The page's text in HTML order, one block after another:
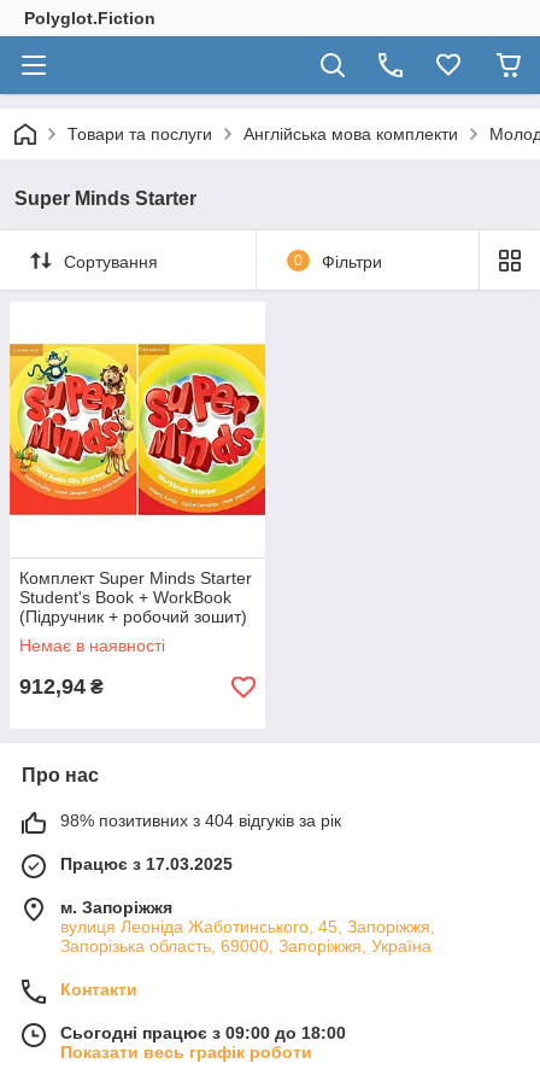
Polyglot.Fiction
Товари та послуги Англійська мова комплекти
Super Minds Starter
Сортування 0 Фільтри
Комплект Super Minds Starter
Student's Book + WorkBook
(Підручник + робочий зошит)
Немає в наявності
912,94 ₴
Про нас
98% позитивних з 404 відгуків за рік
Працює з 17.03.2025
м. Запоріжжя
вулиця Леоніда Жаботинського, 45, Запоріжжя,
Запорізька область, 69000, Запоріжжя, Україна
Контакти
Сьогодні працює з 09:00 до 18:00
Показати весь графік роботи